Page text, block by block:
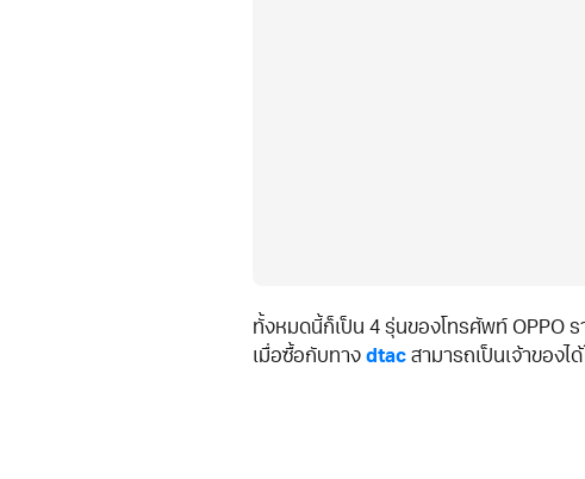
ทั้งหมดนี้ก็เป็น 4 รุ่นของโทรศัพท์ OPPO
เมื่อซื้อกับทาง dtac สามารถเป็นเจ้าของ